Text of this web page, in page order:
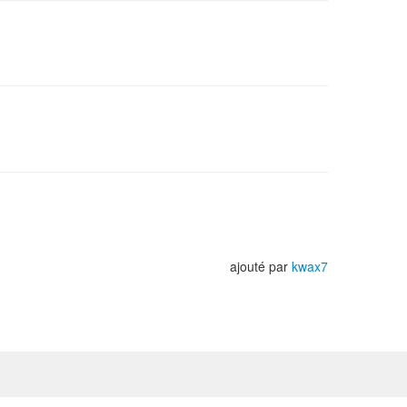
ajouté par kwax7